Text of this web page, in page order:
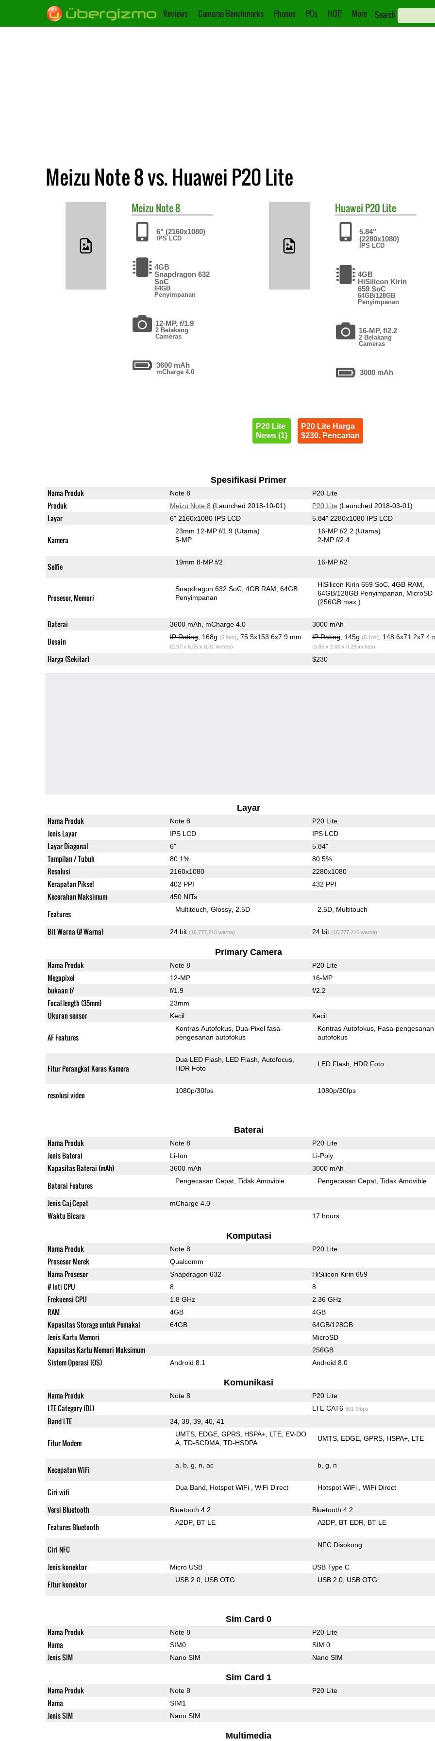
Reviews Cameras Benchmarks Phones PCs HOT! More Search
Meizu Note 8 vs. Huawei P20 Lite
Meizu Note 8
6" (2160x1080)
IPS LCD
4GB
Snapdragon 632
SoC
64GB
Penyimpanan
12-MP, f/1.9
2 Belakang
Cameras
3600 mAh
mCharge 4.0
Huawei P20 Lite
5.84"
(2280x1080)
IPS LCD
4GB
HiSilicon Kirin
659 SoC
64GB/128GB
Penyimpanan
16-MP, f/2.2
2 Belakang
Cameras
3000 mAh
P20 Lite
News (1)
P20 Lite Harga
$230. Pencarian
Spesifikasi Primer
Nama Produk Note 8 P20 Lite
Produk Meizu Note 8 (Launched 2018-10-01) P20 Lite (Launched 2018-03-01)
Layar 6" 2160x1080 IPS LCD 5.84" 2280x1080 IPS LCD
Kamera
23mm 12-MP f/1.9(Utama)
5-MP
16-MP f/2.2(Utama)
2-MP f/2.4
Selfie 19mm 8-MP f/2 16-MP f/2
Prosesor, Memori
Snapdragon 632 SoC 4GB RAM 64GB
Penyimpanan
HiSilicon Kirin 659 SoC 4GB RAM
64GB/128GB Penyimpanan
MicroSD
(256GB max.)
Baterai 3600 mAh, mCharge 4.0 3000 mAh
Desain IP Rating, 168g (5.9oz) , 75.5x153.6x7.9 mm
(2.97 x 6.05 x 0.31 inches)
IP Rating, 145g (5.1oz) , 148.6x71.2x7.4
(5.85 x 2.80 x 0.29 inches)
Harga (Sekitar) $230
Layar
Nama Produk Note 8 P20 Lite
Jenis Layar IPS LCD IPS LCD
Layar Diagonal 6" 5.84"
Tampilan / Tubuh 80.1% 80.5%
Resolusi 2160x1080 2280x1080
Kerapatan Piksel 402 PPI 432 PPI
Kecerahan Maksimum 450 NITs
Features Multitouch Glossy 2.5D 2.5D Multitouch
Bit Warna (# Warna) 24 bit (16,777,216 warna) 24 bit (16,777,216 warna)
Primary Camera
Nama Produk Note 8 P20 Lite
Megapixel 12-MP 16-MP
bukaan f/ f/1.9 f/2.2
Focal length (35mm) 23mm
Ukuran sensor Kecil Kecil
AF Features
Kontras Autofokus Dua-Pixel fasa-
pengesanan autofokus
Kontras Autofokus Fasa-pengesanan
autofokus
Fitur Perangkat Keras Kamera
Dua LED Flash LED Flash Autofocus
HDR Foto
LED Flash HDR Foto
resolusi video 1080p/30fps 1080p/30fps
Baterai
Nama Produk Note 8 P20 Lite
Jenis Baterai Li-Ion Li-Poly
Kapasitas Baterai (mAh) 3600 mAh 3000 mAh
Baterai Features Pengecasan Cepat Tidak Amovible Pengecasan Cepat Tidak Amovible
Jenis Caj Cepat mCharge 4.0
Waktu Bicara 17 hours
Komputasi
Nama Produk Note 8 P20 Lite
Prosesor Merek Qualcomm
Nama Prosesor Snapdragon 632 HiSilicon Kirin 659
# Inti CPU 8 8
Frekuensi CPU 1.8 GHz 2.36 GHz
RAM 4GB 4GB
Kapasitas Storage untuk Pemakai 64GB 64GB/128GB
Jenis Kartu Memori MicroSD
Kapasitas Kartu Memori Maksimum 256GB
Sistem Operasi (OS) Android 8.1 Android 8.0
Komunikasi
Nama Produk Note 8 P20 Lite
LTE Category (DL) LTE CAT6 301 Mbps
Band LTE 34, 38, 39, 40, 41
Fitur Modem
UMTS EDGE GPRS HSPA+ LTE EV-DO
A TD-SCDMA TD-HSDPA
UMTS EDGE GPRS HSPA+ LTE
Kecepatan WiFi a b g n ac b g n
Ciri wifi Dua Band Hotspot WiFi WiFi Direct Hotspot WiFi WiFi Direct
Versi Bluetooth Bluetooth 4.2 Bluetooth 4.2
Features Bluetooth A2DP BT LE A2DP BT EDR BT LE
Ciri NFC NFC Disokong
Jenis konektor Micro USB USB Type C
Fitur konektor USB 2.0 USB OTG USB 2.0 USB OTG
Sim Card 0
Nama Produk Note 8 P20 Lite
Nama SIM0 SIM 0
Jenis SIM Nano SIM Nano SIM
Sim Card 1
Nama Produk Note 8 P20 Lite
Nama SIM1
Jenis SIM Nano SIM
Multimedia